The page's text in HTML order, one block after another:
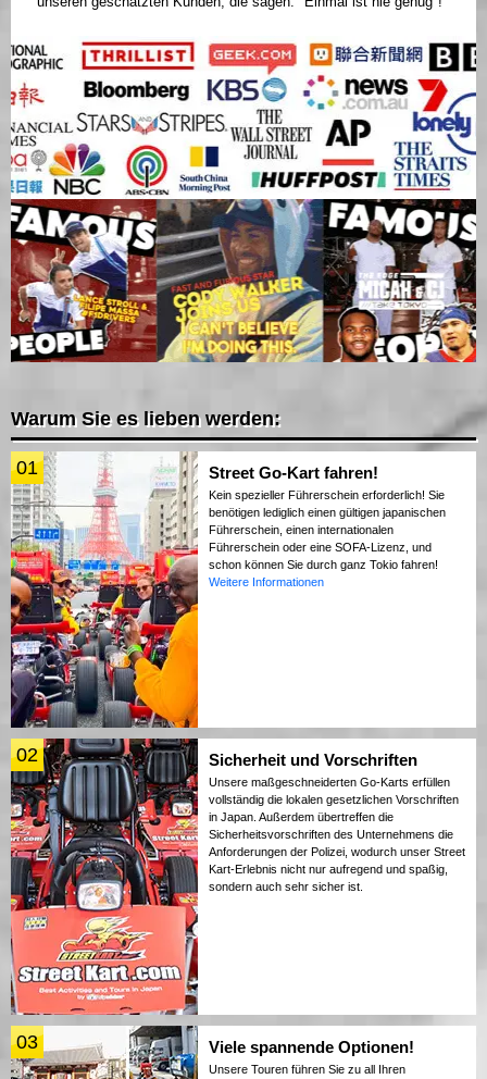
Warum Sie es lieben werden:
01 Street Go-Kart fahren!
Kein spezieller Führerschein erforderlich! Sie
benötigen lediglich einen gültigen japanischen
Führerschein, einen internationalen
Führerschein oder eine SOFA-Lizenz, und
schon können Sie durch ganz Tokio fahren!
Weitere Informationen
02 Sicherheit und Vorschriften
Unsere maßgeschneiderten Go-Karts erfüllen
vollständig die lokalen gesetzlichen Vorschriften
in Japan. Außerdem übertreffen die
Sicherheitsvorschriften des Unternehmens die
Anforderungen der Polizei, wodurch unser Street
Kart-Erlebnis nicht nur aufregend und spaßig,
sondern auch sehr sicher ist.
03 Viele spannende Optionen!
Unsere Touren führen Sie zu all Ihren